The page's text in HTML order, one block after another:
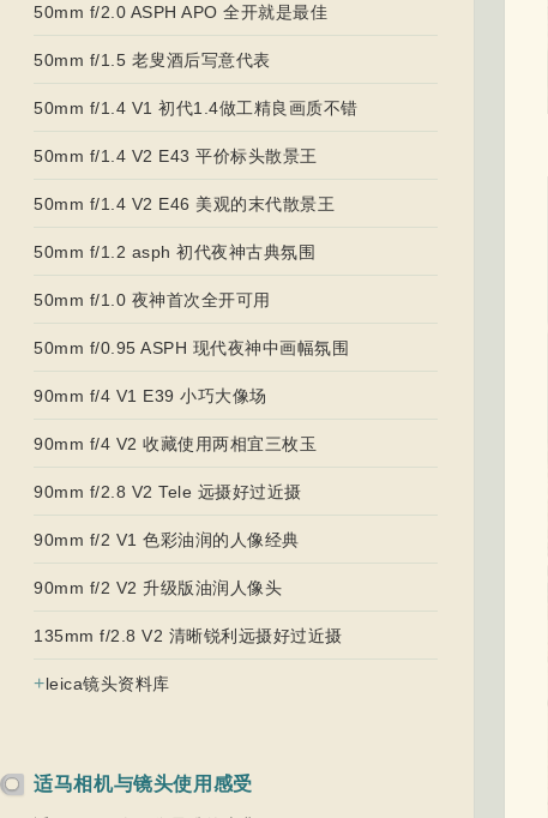
50mm f/2.0 ASPH APO 全开就是最佳
50mm f/1.5 老叟酒后写意代表
50mm f/1.4 V1 初代1.4做工精良画质不错
50mm f/1.4 V2 E43 平价标头散景王
50mm f/1.4 V2 E46 美观的末代散景王
50mm f/1.2 asph 初代夜神古典氛围
50mm f/1.0 夜神首次全开可用
50mm f/0.95 ASPH 现代夜神中画幅氛围
90mm f/4 V1 E39 小巧大像场
90mm f/4 V2 收藏使用两相宜三枚玉
90mm f/2.8 V2 Tele 远摄好过近摄
90mm f/2 V1 色彩油润的人像经典
90mm f/2 V2 升级版油润人像头
135mm f/2.8 V2 清晰锐利远摄好过近摄
+leica镜头资料库
适马相机与镜头使用感受